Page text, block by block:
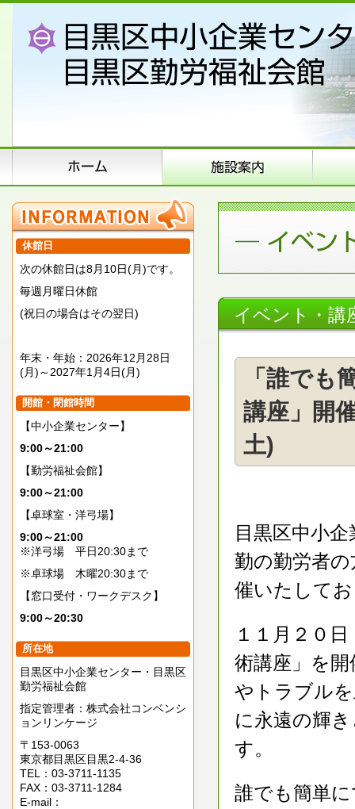
休館日
次の休館日は8月10日(月)です。
毎週月曜日休館
(祝日の場合はその翌日)
年末・年始：2026年12月28日
(月)～2027年1月4日(月)
開館・閉館時間
【中小企業センター】
9:00～21:00
【勤労福祉会館】
9:00～21:00
【卓球室・洋弓場】
9:00～21:00
※洋弓場 平日20:30まで
※卓球場 木曜20:30まで
【窓口受付・ワークデスク】
9:00～20:30
所在地
目黒区中小企業センター・目黒区
勤労福祉会館
指定管理者：株式会社コンベンシ
ョンリンケージ
〒153-0063
東京都目黒区目黒2-4-36
TEL：03-3711-1135
FAX：03-3711-1284
E-mail：
イベント・講
「誰でも
講座」開
土)
目黒区中小
勤の勤労者
催いたして
１１月２０
術講座」を
やトラブル
に永遠の輝
す。
誰でも簡単